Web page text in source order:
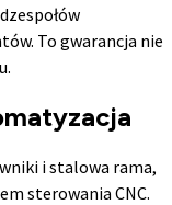
To gwarancja nie
i stalowa rama,
sterowania CNC.